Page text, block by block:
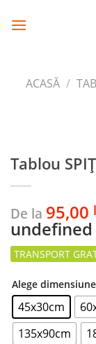
ACASĂ /
Tablou
De la 95,00
undefined
Alege dimensiune
45x30cm
135x90cm